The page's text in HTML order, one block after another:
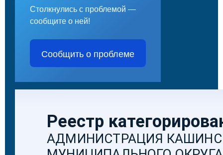
Столкнулись с проблемой —
сообщите о ней!
Сообщить о проблеме